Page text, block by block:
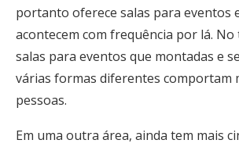
portanto oferece salas para eventos
acontecem com frequência por lá.
salas para eventos que montadas e
várias formas diferentes comportam
pessoas.
Em uma outra área, ainda tem mais